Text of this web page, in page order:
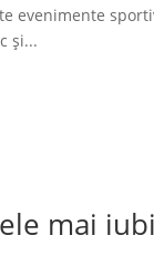
evenimente
și...
mai